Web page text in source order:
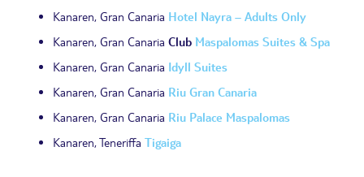
Kanaren, Gran Canaria Hotel Nayra – Adults Only
Kanaren, Gran Canaria Club Maspalomas Suites & Spa
Kanaren, Gran Canaria Idyll Suites
Kanaren, Gran Canaria Riu Gran Canaria
Kanaren, Gran Canaria Riu Palace Maspalomas
Kanaren, Teneriffa Tigaiga